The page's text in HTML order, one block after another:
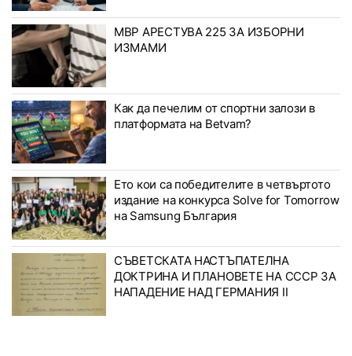
МВР АРЕСТУВА 225 ЗА ИЗБОРНИ
ИЗМАМИ
Как да печелим от спортни залози в
платформата на Betvam?
Ето кои са победителите в четвъртото
издание на конкурса Solve for Tomorrow
на Samsung България
СЪВЕТСКАТА НАСТЪПАТЕЛНА
ДОКТРИНА И ПЛАНОВЕТЕ НА СССР ЗА
НАПАДЕНИЕ НАД ГЕРМАНИЯ II